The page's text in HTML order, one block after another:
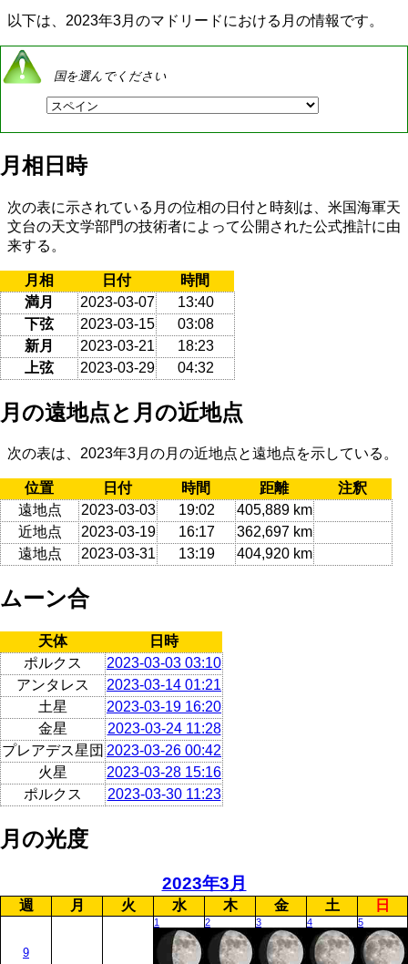
以下は、2023年3月のマドリードにおける月の情報です。
国を選んでください
月相日時
次の表に示されている月の位相の日付と時刻は、米国海軍天
文台の天文学部門の技術者によって公開された公式推計に由
来する。
月相 日付
時間
満月
2023-03-07
13:40
下弦
2023-03-15
03:08
新月
2023-03-21
18:23
上弦
2023-03-29 04:32
月の遠地点と月の近地点
次の表は、2023年3月の月の近地点と遠地点を示している。
位置 日付 時間 距離
注釈
遠地点
2023-03-03 19:02
405,889 km
近地点
2023-03-19 16:17
362,697 km
遠地点
2023-03-31 13:19 404,920 km
ムーン合
天体
日時
ポルクス
2023-03-03 03:10
アンタレス
2023-03-14 01:21
土星
2023-03-19 16:20
金星
2023-03-24 11:28
プレアデス星団 2023-03-26 00:42
火星
2023-03-28 15:16
ポルクス
2023-03-30 11:23
月の光度
2023年3月
週 月 火 水 木 金 土 日
9
1 2 3 4 5